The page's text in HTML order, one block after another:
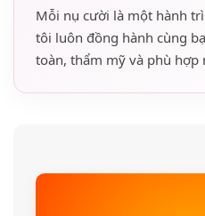
Mỗi nụ cười là một hành
tôi luôn đồng hành cùng
toàn, thẩm mỹ và phù hợp